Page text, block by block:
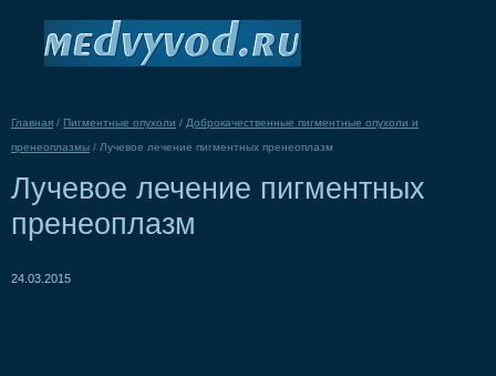
Главная / Пигментные опухоли / Доброкачественные пигментные опухоли и
пренеоплазмы / Лучевое лечение пигментных пренеоплазм
Лучевое лечение пигментных
пренеоплазм
24.03.2015